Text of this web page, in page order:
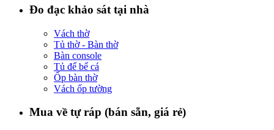
Đo đạc khảo sát tại nhà
Vách thờ
Tủ thờ - Bàn thờ
Bàn console
Tủ để bể cá
Ốp bàn thờ
Vách ốp tường
Mua về tự ráp (bán sẵn, giá rẻ)